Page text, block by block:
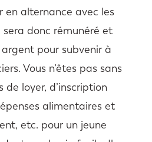
en alternance avec les
sera donc rémunéré et
pour subvenir à
Vous n’êtes pas sans
de loyer, d’inscription
alimentaires et
etc. pour un jeune